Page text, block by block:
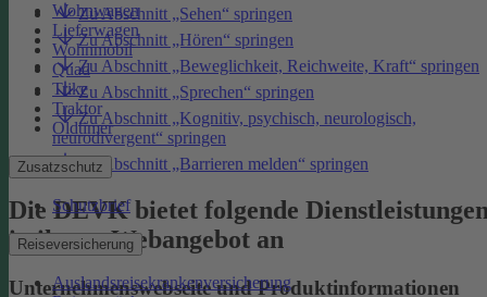
Wohnwagen
Lieferwagen
Wohnmobil
Quad
Trike
Traktor
Oldtimer
Zusatzschutz
Schutzbrief
Reiseversicherung
Auslandsreisekrankenversicherung
Zu Abschnitt „Sehen“ springen
Zu Abschnitt „Hören“ springen
Zu Abschnitt „Beweglichkeit, Reichweite, Kraft“ springen
Zu Abschnitt „Sprechen“ springen
Zu Abschnitt „Kognitiv, psychisch, neurologisch,
neurodivergent“ springen
Zu Abschnitt „Barrieren melden“ springen
Die DEVK bietet folgende
in ihrem Webangebot an
Unternehmenswebseite und Produktinformationen